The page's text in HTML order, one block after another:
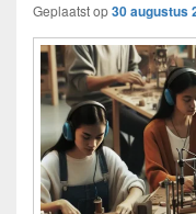
Geplaatst op30 augustus